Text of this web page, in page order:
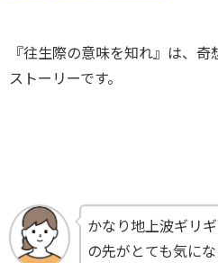
『往生際の意味を知れ』は、
ストーリーです。
かなり地上波ギリ
の先がとても気に